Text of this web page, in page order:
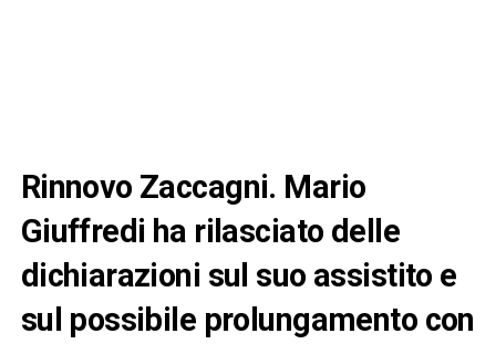
Rinnovo Zaccagni. Mario
Giuffredi ha rilasciato delle
dichiarazioni sul suo assistito e
sul possibile prolungamento con